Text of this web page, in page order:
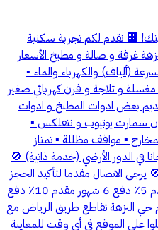
🏢 نقدم لكم تجربة سكنية
غرفة و صالة و مطبخ الأسعار
(ألياف) والكهرباء والماء ▪️
و ثلاجة و فرن كهربائي صغير
بعض ادوات المطبخ و ادوات
سمارت يوتيوب و نتفلكس ▪️
▪️ مواقف مظللة ▪️ تمتاز
في الدور الأرضي (خدمة ذاتية) 🚫
يرجى الاتصال مقدما لتأكيد الحجز
يوجد خصم في حال دفع 3 شهور مقدم 5٪؜ دفع 6 شهور مقدم 10٪؜ دفع
في الدمام حي النزهة تقاطع طريق الرياض مع
على الموقع في أي وقت للمعاينة